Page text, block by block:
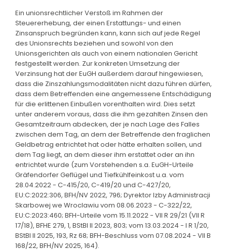
Ein unionsrechtlicher Verstoß im Rahmen der
Steuererhebung, der einen Erstattungs- und einen
Zinsanspruch begründen kann, kann sich auf jede Regel
des Unionsrechts beziehen und sowohl von den
Unionsgerichten als auch von einem nationalen Gericht
festgestellt werden. Zur konkreten Umsetzung der
Verzinsung hat der EuGH außerdem darauf hingewiesen,
dass die Zinszahlungsmodalitäten nicht dazu führen dürfen,
dass dem Betreffenden eine angemessene Entschädigung
für die erlittenen Einbußen vorenthalten wird. Dies setzt
unter anderem voraus, dass die ihm gezahlten Zinsen den
Gesamtzeitraum abdecken, der je nach Lage des Falles
zwischen dem Tag, an dem der Betreffende den fraglichen
Geldbetrag entrichtet hat oder hätte erhalten sollen, und
dem Tag liegt, an dem dieser ihm erstattet oder an ihn
entrichtet wurde (zum Vorstehenden s.a. EuGH-Urteile
Gräfendorfer Geflügel und Tiefkühlfeinkost u.a. vom
28.04.2022 - C-415/20, C-419/20 und C-427/20,
EU:C:2022:306, BFH/NV 2022, 796; Dyrektor Izby Administracji
Skarbowej we Wroclawiu vom 08.06.2023 - C-322/22,
EU:C:2023:460; BFH-Urteile vom 15.11.2022 - VII R 29/21 (VII R
17/18), BFHE 279, 1, BStBl II 2023, 803; vom 13.03.2024 - I R 1/20,
BStBl II 2025, 193, Rz 68; BFH-Beschluss vom 07.08.2024 - VII B
168/22, BFH/NV 2025, 164).